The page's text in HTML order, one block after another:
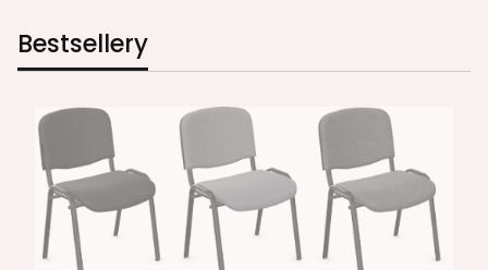
Bestsellery